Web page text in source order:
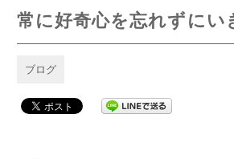
Menu
常に好奇心を忘れずに
ブログ